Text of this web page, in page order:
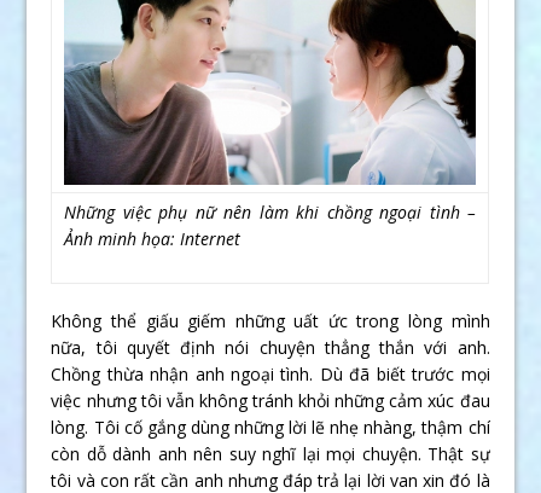
Những việc phụ nữ nên làm khi chồng ngoại tình –
Ảnh minh họa: Internet
Không thể giấu giếm những uất ức trong lòng mình
nữa, tôi quyết định nói chuyện thẳng thắn với anh.
Chồng thừa nhận anh ngoại tình. Dù đã biết trước mọi
việc nhưng tôi vẫn không tránh khỏi những cảm xúc đau
lòng. Tôi cố gắng dùng những lời lẽ nhẹ nhàng, thậm chí
còn dỗ dành anh nên suy nghĩ lại mọi chuyện. Thật sự
tôi và con rất cần anh nhưng đáp trả lại lời van xin đó là